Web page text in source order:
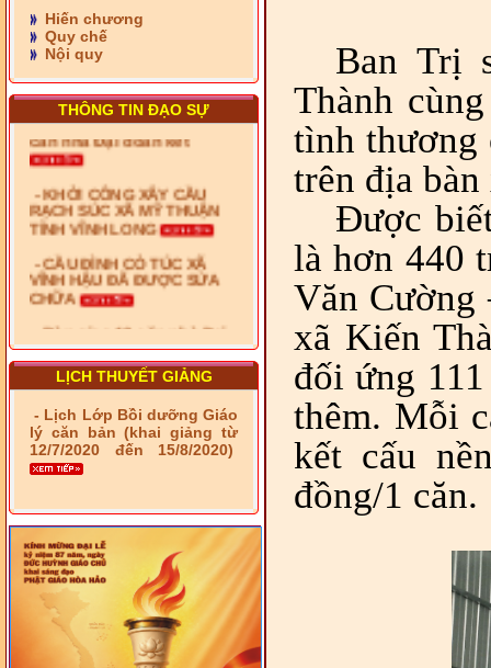
Hiến chương
Quy chế
Nội quy
THÔNG TIN ĐẠO SỰ
- Xã Châu Phú khánh
thành cầu Kênh 7 - Nam
kênh Quốc Gia
- Xã Phú Lâm bàn giao 9
căn nhà Đại đoàn kết
- KHỞI CÔNG XÂY CẦU
RẠCH SÚC XÃ MỸ THUẬN
TỈNH VĨNH LONG
- CẦU ĐÌNH CỎ TÚC XÃ
VĨNH HẬU ĐÃ ĐƯỢC SỬA
CHỮA
- Bàn giao 10 căn nhà Đại
đoàn kết cho hộ có hoàn
cảnh khó khăn tại xã Tây
Yên
- LỄ RA QUÂN DẬM VÁ,
SỬA CHỮA LỘ GIAO
THÔNG NÔNG THÔN (XÃ
PHÚ THỌ)
HIẾN CHƯƠNG GIÁO HỘI
PGHH NHIỆM KỲ VI (2024-
2029) CHO TRỊ SỰ VIÊN
TRUNG ƯƠNG, BAN ĐẠI
DIỆN TỈNH VÀ GIÁO LÝ
VIÊN - CHUYÊN ĐỀ: NHỮNG
VẤN ĐỀ CHUNG VỀ PHÁP
LUẬT VÀ HỆ THỐNG PHÁP
LUẬT VIỆT NAM
LỊCH THUYẾT GIẢNG
- Lịch Lớp Bồi dưỡng Giáo
lý căn bản (khai giảng từ
12/7/2020 đến 15/8/2020)
Ban Trị
Thành
tình thương
trên địa bàn
Được
là hơn 440
Văn
xã Kiến
đối ứng
thêm. Mỗi
kết cấu
đồng/1 căn.